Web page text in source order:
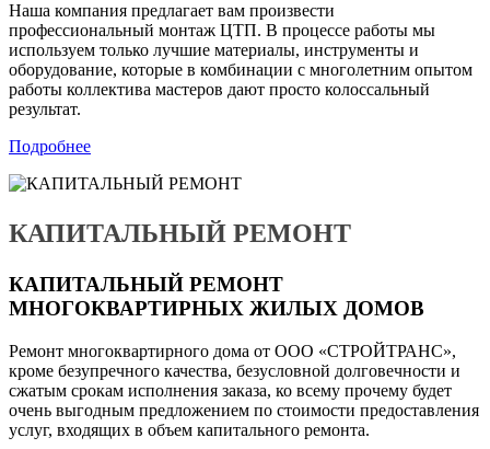
Наша компания предлагает вам произвести
профессиональный монтаж ЦТП. В процессе работы мы
используем только лучшие материалы, инструменты и
оборудование, которые в комбинации с многолетним опытом
работы коллектива мастеров дают просто колоссальный
результат.
Подробнее
КАПИТАЛЬНЫЙ РЕМОНТ
КАПИТАЛЬНЫЙ РЕМОНТ
МНОГОКВАРТИРНЫХ ЖИЛЫХ ДОМОВ
Ремонт многоквартирного дома от ООО «СТРОЙТРАНС»,
кроме безупречного качества, безусловной долговечности и
сжатым срокам исполнения заказа, ко всему прочему будет
очень выгодным предложением по стоимости предоставления
услуг, входящих в объем капитального ремонта.